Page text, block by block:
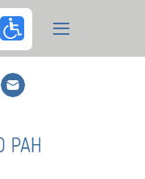
E-
mail
подписка